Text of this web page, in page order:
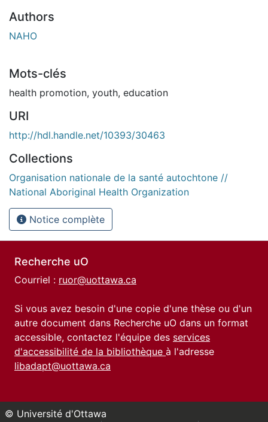
Authors
NAHO
Mots-clés
health promotion, youth, education
URI
http://hdl.handle.net/10393/30463
Collections
Organisation nationale de la santé autochtone //
National Aboriginal Health Organization
Notice complète
Recherche uO
Courriel : ruor@uottawa.ca
Si vous avez besoin d'une copie d'une thèse ou d'un
autre document dans Recherche uO dans un format
accessible, contactez l'équipe des services
d'accessibilité de la bibliothèque à l'adresse
libadapt@uottawa.ca
© Université d'Ottawa